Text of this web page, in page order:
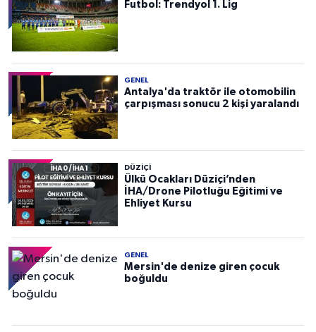
Futbol: Trendyol 1. Lig
GENEL
Antalya'da traktör ile otomobilin
çarpışması sonucu 2 kişi yaralandı
DÜZIÇI
Ülkü Ocakları Düziçi’nden
İHA/Drone Pilotluğu Eğitimi ve
Ehliyet Kursu
GENEL
Mersin'de denize giren çocuk
boğuldu